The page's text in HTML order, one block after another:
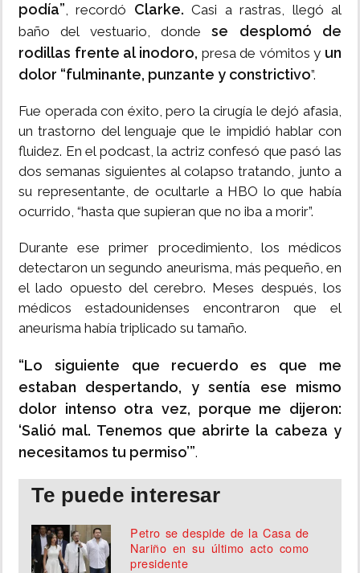
podía”, recordó Clarke. Casi a rastras, llegó al
baño del vestuario, dondese desplomó de
rodillas frente al inodoro, presa de vómitos y un
dolor “fulminante, punzante y constrictivo”.
Fue operada con éxito, pero la cirugía le dejó afasia,
un trastorno del lenguaje que le impidió hablar con
fluidez. En el podcast, la actriz confesó que pasó las
dos semanas siguientes al colapso tratando, junto a
su representante, de ocultarle a HBO lo que había
ocurrido, “hasta que supieran que no iba a morir”.
Durante ese primer procedimiento, los médicos
detectaron un segundo aneurisma, más pequeño, en
el lado opuesto del cerebro. Meses después, los
médicos estadounidenses encontraron que el
aneurisma había triplicado su tamaño.
“Lo siguiente que recuerdo es que me
estaban despertando, y sentía ese mismo
dolor intenso otra vez, porque me dijeron:
‘Salió mal. Tenemos que abrirte la cabeza y
necesitamos tu permiso’”.
Te puede interesar
Petro se despide de la Casa de
Nariño en su último acto como
presidente